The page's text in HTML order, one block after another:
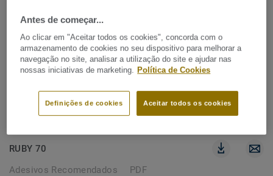
2478 documentos
acabamento
Brochura
PDF
RUBY 70
Adesivos Recomendados
PDF
Antes de começar...
Ao clicar em "Aceitar todos os cookies", concorda com o
armazenamento de cookies no seu dispositivo para melhorar a
navegação no site, analisar a utilização do site e ajudar nas
nossas iniciativas de marketing. Política de Cookies
Aceitar todos os cookies
Definições de cookies